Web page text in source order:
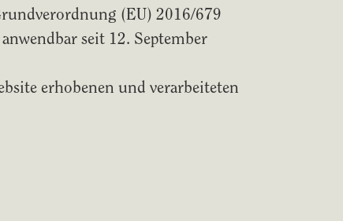
(EU) 2016/679
seit 12. September
erhobenen und verarbeiteten